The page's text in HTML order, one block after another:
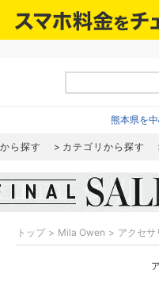
熊本県を
ら探す カテゴリから探す
トップ Mila Owen アクセサ